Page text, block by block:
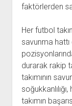
faktörlerden
Her futbol
savunma
durarak rakip
takımının
takımın